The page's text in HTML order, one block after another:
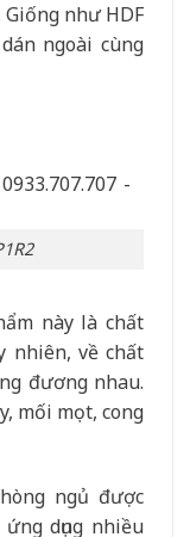
Giống như HDF
ngoài cùng
này là chất
nhiên, về chất
đương nhau.
mối mọt, cong
ngủ được
dụng nhiều